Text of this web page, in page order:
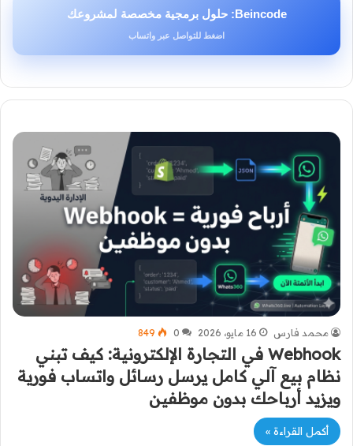
Beincode: حلول برمجية مخصصة لمشروعك
اضغط للتواصل عبر واتساب
محمد فارس 16 مايو، 2026 0
849
Webhook في التجارة الإلكترونية: كيف تبني
نظام بيع آلي كامل يرسل رسائل واتساب فورية
ويزيد أرباحك بدون موظفين
أكمل القراءة »